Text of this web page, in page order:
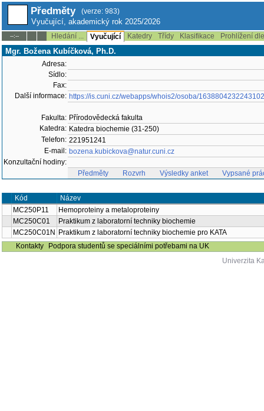
Předměty (verze: 983)
Vyučující, akademický rok 2025/2026
--:-- Hledání ... Vyučující Katedry Třídy Klasifikace Prohlížení
Mgr. Božena Kubíčková, Ph.D.
Adresa:
Sídlo:
Fax:
Další informace: https://is.cuni.cz/webapps/whois2/osoba/1638804232243102
Fakulta: Přírodovědecká fakulta
Katedra: Katedra biochemie (31-250)
Telefon: 221951241
E-mail: bozena.kubickova@natur.cuni.cz
Konzultační hodiny:
Předměty
Rozvrh Výsledky anket Vypsané
Kód
Název
MC250P11 Hemoproteiny a metaloproteiny
letní